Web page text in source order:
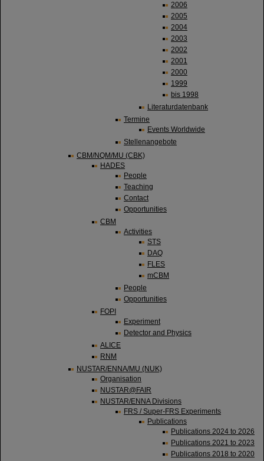
2006
2005
2004
2003
2002
2001
2000
1999
bis 1998
Literaturdatenbank
Termine
Events Worldwide
Stellenangebote
CBM/NQM/MU (CBK)
HADES
People
Teaching
Contact
Opportunities
CBM
Activities
STS
DAQ
FLES
mCBM
People
Opportunities
FOPI
Experiment
Detector and Physics
ALICE
RNM
NUSTAR/ENNA/MU (NUK)
Organisation
NUSTAR@FAIR
NUSTAR/ENNA Divisions
FRS / Super-FRS Experiments
Publications
Publications 2024 to 2026
Publications 2021 to 2023
Publications 2018 to 2020